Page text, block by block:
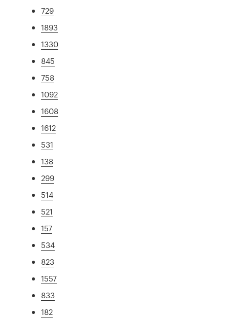
729
1893
1330
845
758
1092
1608
1612
531
138
299
514
521
157
534
823
1557
833
182